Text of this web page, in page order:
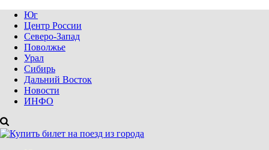
Юг
Центр России
Северо-Запад
Поволжье
Урал
Сибирь
Дальний Восток
Новости
ИНФО